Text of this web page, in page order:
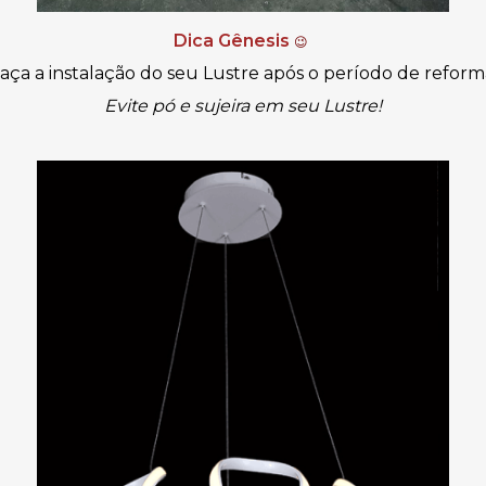
Dica Gênesis 😉
a instalação do seu Lustre após o período de
Evite pó e sujeira em seu Lustre!